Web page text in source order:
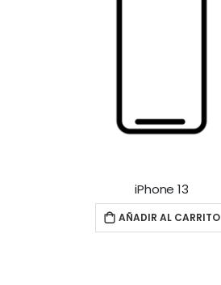
iPhone 13
AÑADIR AL CARRITO